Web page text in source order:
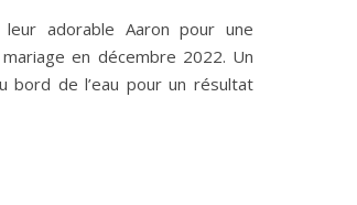
leur adorable Aaron pour une
en décembre 2022. Un
bord de l’eau pour un résultat